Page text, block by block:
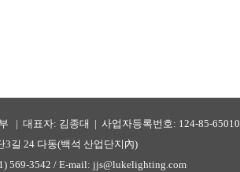
| 대표자: 김종대 | 사업자등록번호: 124-85-65010
길 24 다동(백석 산업단지內)
569-3542 / E-mail: jjs@lukelighting.com